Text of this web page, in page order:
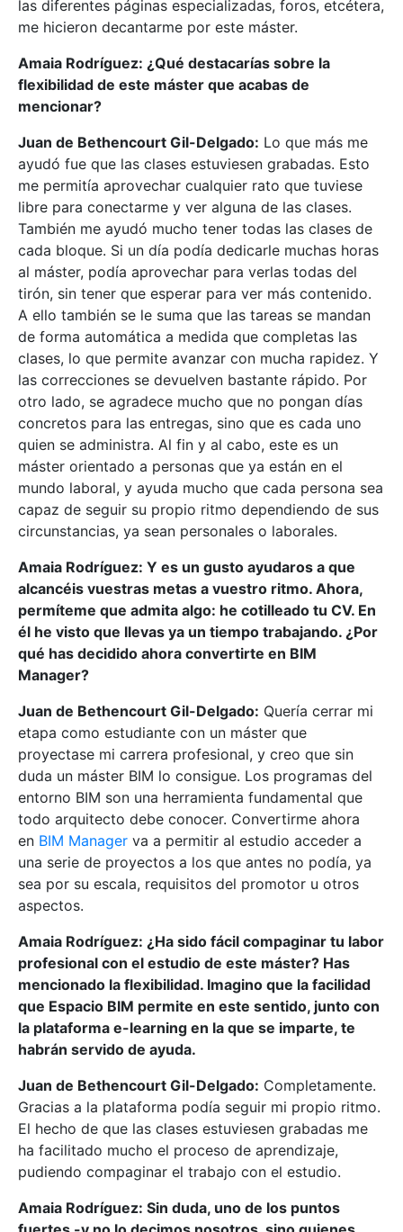
las diferentes páginas especializadas, foros, etcétera,
me hicieron decantarme por este máster.
Amaia Rodríguez: ¿Qué destacarías sobre la
flexibilidad de este máster que acabas de
mencionar?
Juan de Bethencourt Gil-Delgado: Lo que más me
ayudó fue que las clases estuviesen grabadas. Esto
me permitía aprovechar cualquier rato que tuviese
libre para conectarme y ver alguna de las clases.
También me ayudó mucho tener todas las clases de
cada bloque. Si un día podía dedicarle muchas horas
al máster, podía aprovechar para verlas todas del
tirón, sin tener que esperar para ver más contenido.
A ello también se le suma que las tareas se mandan
de forma automática a medida que completas las
clases, lo que permite avanzar con mucha rapidez. Y
las correcciones se devuelven bastante rápido. Por
otro lado, se agradece mucho que no pongan días
concretos para las entregas, sino que es cada uno
quien se administra. Al fin y al cabo, este es un
máster orientado a personas que ya están en el
mundo laboral, y ayuda mucho que cada persona sea
capaz de seguir su propio ritmo dependiendo de sus
circunstancias, ya sean personales o laborales.
Amaia Rodríguez: Y es un gusto ayudaros a que
alcancéis vuestras metas a vuestro ritmo. Ahora,
permíteme que admita algo: he cotilleado tu CV. En
él he visto que llevas ya un tiempo trabajando. ¿Por
qué has decidido ahora convertirte en BIM
Manager?
Juan de Bethencourt Gil-Delgado: Quería cerrar mi
etapa como estudiante con un máster que
proyectase mi carrera profesional, y creo que sin
duda un máster BIM lo consigue. Los programas del
entorno BIM son una herramienta fundamental que
todo arquitecto debe conocer. Convertirme ahora
en BIM Manager va a permitir al estudio acceder a
una serie de proyectos a los que antes no podía, ya
sea por su escala, requisitos del promotor u otros
aspectos.
Amaia Rodríguez: ¿Ha sido fácil compaginar tu labor
profesional con el estudio de este máster? Has
mencionado la flexibilidad. Imagino que la facilidad
que Espacio BIM permite en este sentido, junto con
la plataforma e-learning en la que se imparte, te
habrán servido de ayuda.
Juan de Bethencourt Gil-Delgado: Completamente.
Gracias a la plataforma podía seguir mi propio ritmo.
El hecho de que las clases estuviesen grabadas me
ha facilitado mucho el proceso de aprendizaje,
pudiendo compaginar el trabajo con el estudio.
Amaia Rodríguez: Sin duda, uno de los puntos